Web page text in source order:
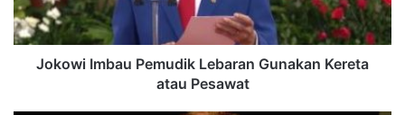
Jokowi Imbau Pemudik Lebaran Gunakan Kereta
atau Pesawat